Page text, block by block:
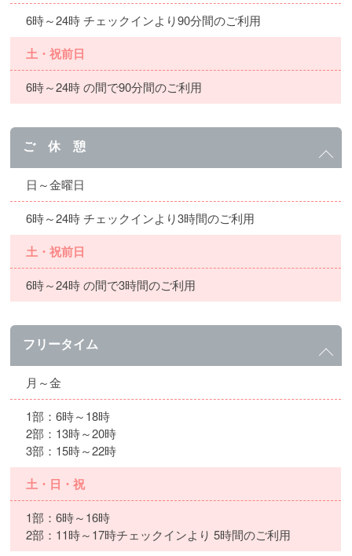
6時～24時 チェックインより90分間のご利用
土・祝前日
6時～24時 の間で90分間のご利用
ご 休 憩
日～金曜日
6時～24時 チェックインより3時間のご利用
土・祝前日
6時～24時 の間で3時間のご利用
フリータイム
月～金
1部：6時～18時
2部：13時～20時
3部：15時～22時
土・日・祝
1部：6時～16時
2部：11時～17時チェックインより 5時間のご利用